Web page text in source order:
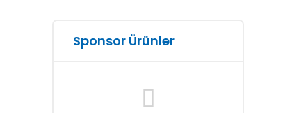
Sponsor Ürünler